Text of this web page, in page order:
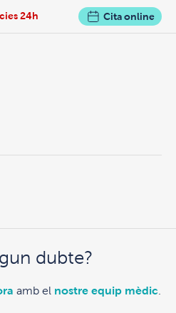
24h Cita online
dubte?
amb el nostre equip mèdic.